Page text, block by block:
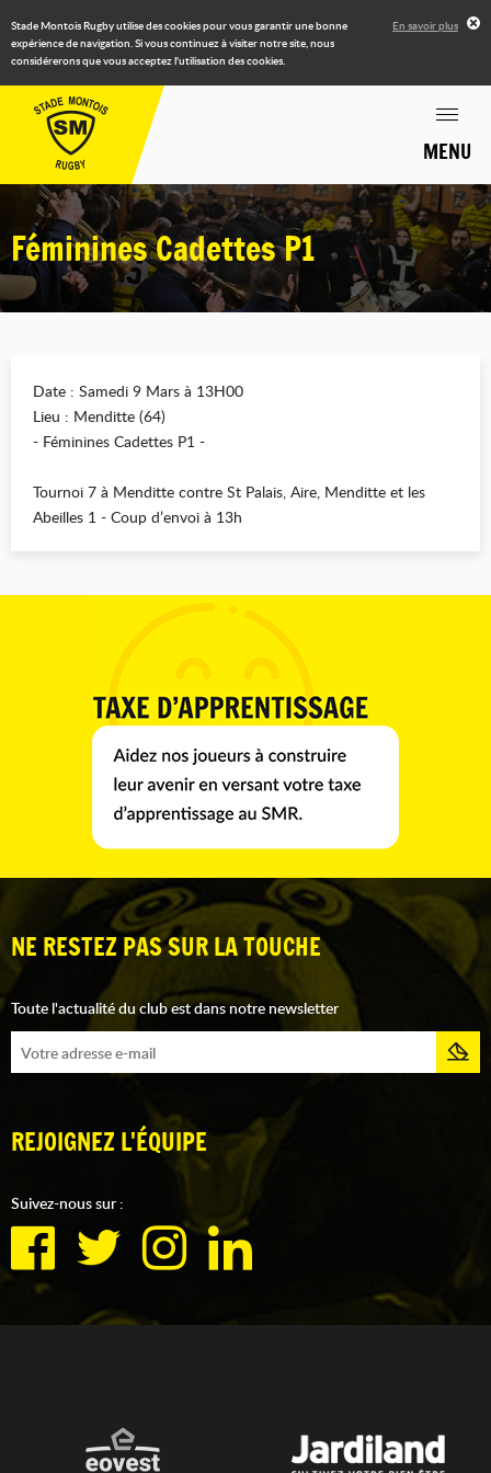
Stade Montois Rugby utilise des cookies pour vous garantir une bonne
expérience de navigation. Si vous continuez à visiter notre site, nous
considérerons que vous acceptez l'utilisation des cookies.
En savoir plus
MENU
Féminines Cadettes P1
Date : Samedi 9 Mars à 13H00
Lieu : Menditte (64)
- Féminines Cadettes P1 -
Tournoi 7 à Menditte contre St Palais, Aire, Menditte et les
Abeilles 1 - Coup d’envoi à 13h
NE RESTEZ PAS SUR LA TOUCHE
Toute l'actualité du club est dans notre newsletter
REJOIGNEZ L'ÉQUIPE
Suivez-nous sur :